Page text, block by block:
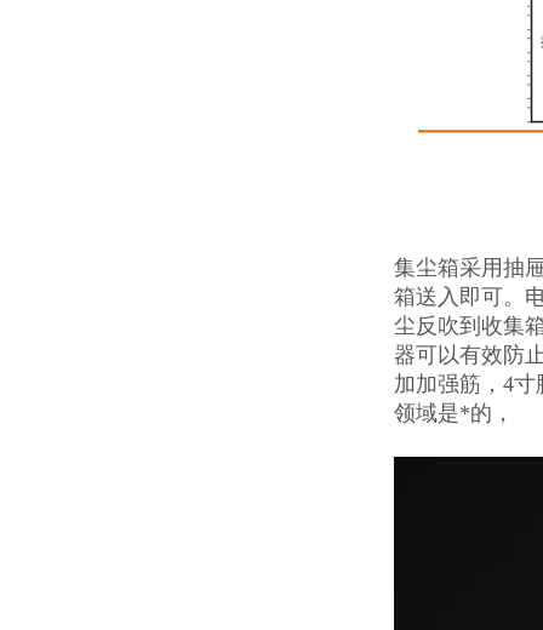
集尘箱采用抽
箱送入即可。
尘反吹到收集
器可以有效防
加加强筋，4
领域是*的，